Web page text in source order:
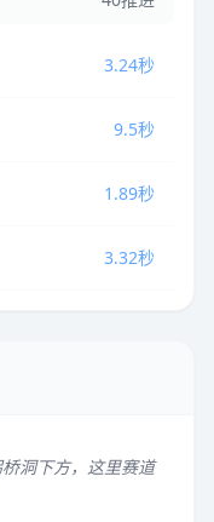
3.24秒
9.5秒
1.89秒
3.32秒
洞下方，这里赛道